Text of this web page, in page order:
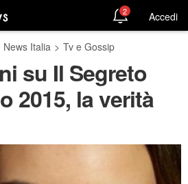
2 Accedi
News Italia > Tv e Gossip
su Il Segreto
2015, la verità